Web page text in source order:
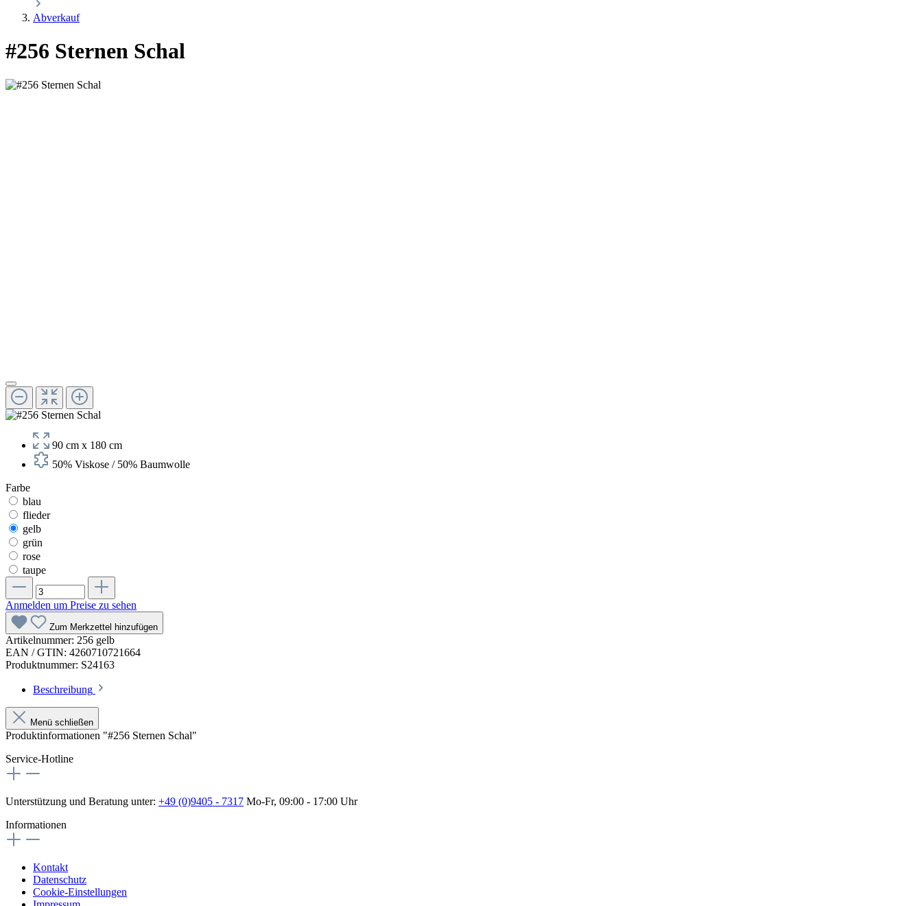
Abverkauf
#256 Sternen Schal
90 cm x 180 cm
50% Viskose / 50% Baumwolle
Farbe
blau
flieder
gelb
grün
rose
taupe
Anmelden um Preise zu sehen
Zum Merkzettel hinzufügen
Artikelnummer: 256 gelb
EAN / GTIN: 4260710721664
Produktnummer: S24163
Beschreibung
Menü schließen
Produktinformationen "#256 Sternen Schal"
Service-Hotline
Unterstützung und Beratung unter: +49 (0)9405 - 7317 Mo-Fr, 09:00 - 17:00 Uhr
Informationen
Kontakt
Datenschutz
Cookie-Einstellungen